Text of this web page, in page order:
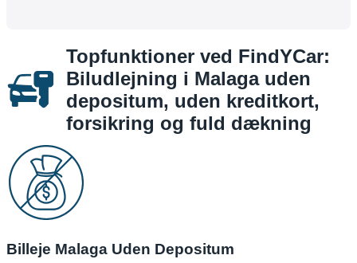
Topfunktioner ved FindYCar:
Biludlejning i Malaga uden
depositum, uden kreditkort,
forsikring og fuld dækning
Billeje Malaga Uden Depositum